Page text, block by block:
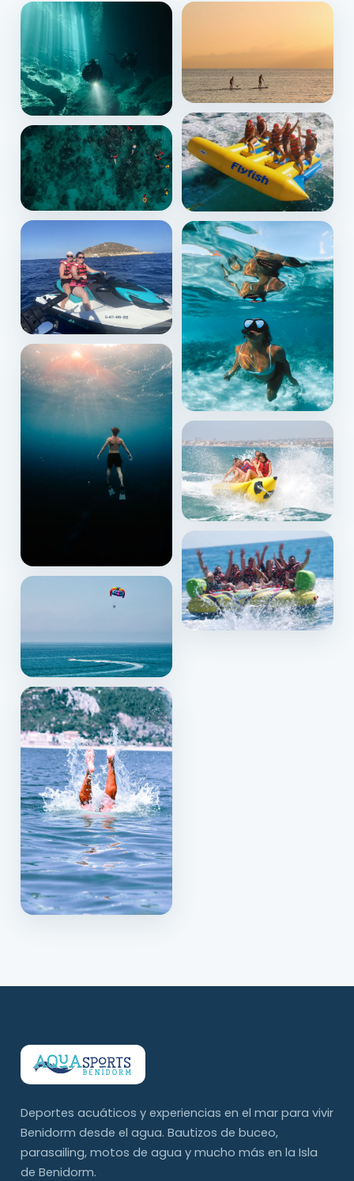
Deportes acuáticos y experiencias en el mar para vivir
Benidorm desde el agua. Bautizos de buceo,
parasailing, motos de agua y mucho más en la Isla
de Benidorm.